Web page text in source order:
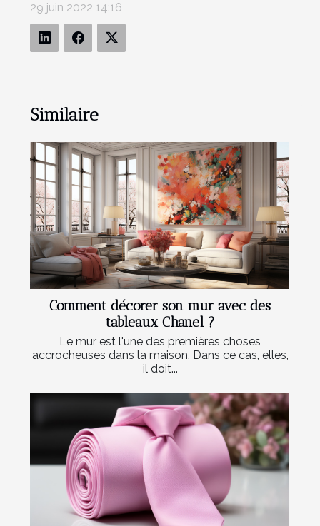
29 juin 2022 14:16
Similaire
Comment décorer son mur avec des
tableaux Chanel ?
Le mur est l'une des premières choses
accrocheuses dans la maison. Dans ce cas, elles,
il doit...